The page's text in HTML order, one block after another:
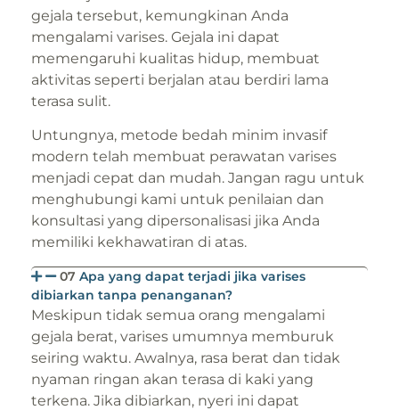
gejala tersebut, kemungkinan Anda
mengalami varises. Gejala ini dapat
memengaruhi kualitas hidup, membuat
aktivitas seperti berjalan atau berdiri lama
terasa sulit.
Untungnya, metode bedah minim invasif
modern telah membuat perawatan varises
menjadi cepat dan mudah. Jangan ragu untuk
menghubungi kami untuk penilaian dan
konsultasi yang dipersonalisasi jika Anda
memiliki kekhawatiran di atas.
07 Apa yang dapat terjadi jika varises
dibiarkan tanpa penanganan?
Meskipun tidak semua orang mengalami
gejala berat, varises umumnya memburuk
seiring waktu. Awalnya, rasa berat dan tidak
nyaman ringan akan terasa di kaki yang
terkena. Jika dibiarkan, nyeri ini dapat